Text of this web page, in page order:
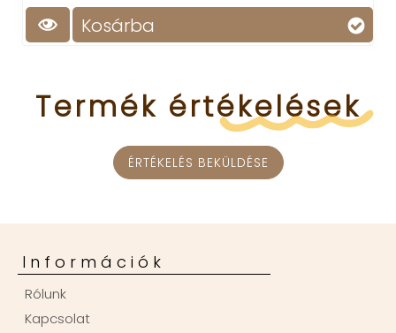
Kosárba
Termék értékelések
ÉRTÉKELÉS BEKÜLDÉSE
Információk
Rólunk
Kapcsolat